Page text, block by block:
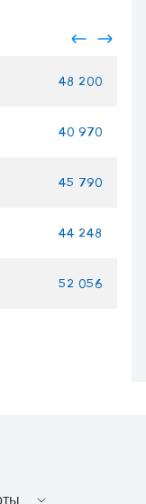
48 200
40 970
45 790
44 248
52 056